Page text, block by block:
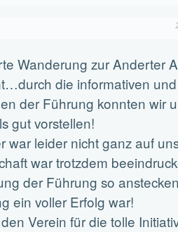
Wanderung zur Anderter
die informativen
der Führung konnten wir
gut vorstellen!
war leider nicht ganz auf
war trotzdem
der Führung so
ein voller Erfolg war!
Verein für die tolle